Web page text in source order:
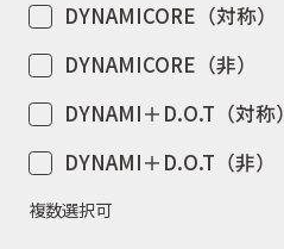
DYNAMICORE（対称）
DYNAMICORE（非）
DYNAMI＋D.O.T（対称）
DYNAMI＋D.O.T（非）
複数選択可